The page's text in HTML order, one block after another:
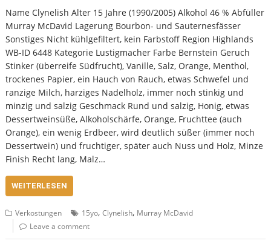
Name Clynelish Alter 15 Jahre (1990/2005) Alkohol 46 % Abfüller
Murray McDavid Lagerung Bourbon- und Sauternesfässer
Sonstiges Nicht kühlgefiltert, kein Farbstoff Region Highlands
WB-ID 6448 Kategorie Lustigmacher Farbe Bernstein Geruch
Stinker (überreife Südfrucht), Vanille, Salz, Orange, Menthol,
trockenes Papier, ein Hauch von Rauch, etwas Schwefel und
ranzige Milch, harziges Nadelholz, immer noch stinkig und
minzig und salzig Geschmack Rund und salzig, Honig, etwas
Dessertweinsüße, Alkoholschärfe, Orange, Fruchttee (auch
Orange), ein wenig Erdbeer, wird deutlich süßer (immer noch
Dessertwein) und fruchtiger, später auch Nuss und Holz, Minze
Finish Recht lang, Malz…
WEITERLESEN
Verkostungen 15yo,Clynelish, Murray McDavid
Leave a comment